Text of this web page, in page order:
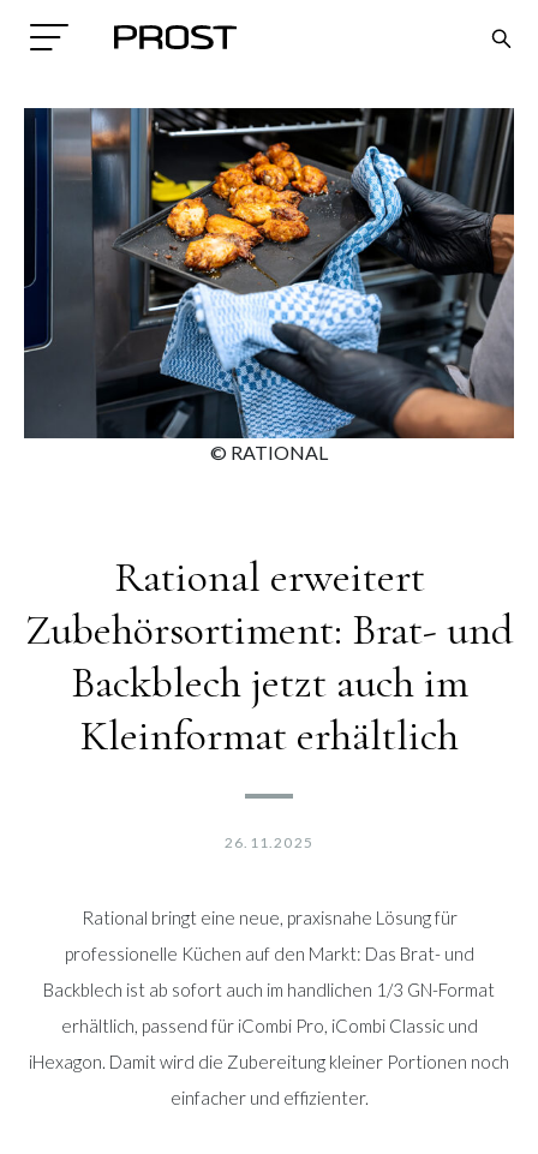
© RATIONAL
Rational erweitert
Zubehörsortiment: Brat- und
Backblech jetzt auch im
Kleinformat erhältlich
26.11.2025
Rational bringt eine neue, praxisnahe Lösung für
professionelle Küchen auf den Markt: Das Brat- und
Backblech ist ab sofort auch im handlichen 1/3 GN-Format
erhältlich, passend für iCombi Pro, iCombi Classic und
iHexagon. Damit wird die Zubereitung kleiner Portionen noch
einfacher und effizienter.